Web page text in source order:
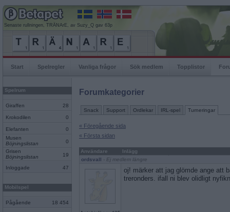
Senaste rullningen, TRÄNArE, av Suzy_Q gav 63p
Start Spelregler Vanliga frågor Sök medlem Topplistor
Spelrum
Giraffen 28
Krokodilen 0
Elefanten
0
Musen
Böjningslistan
0
Grisen
Böjningslistan
19
Inloggade 47
Mobilspel
Pågående 18 454
Forumkategorier
Snack Support Ordlekar IRL-spel Turneringar
« Föregående sida
« Första sidan
Användare
Inlägg
ordsvall - Ej medlem längre
oj! märker att jag glömde ange att
treronders. ifall ni blev olidligt